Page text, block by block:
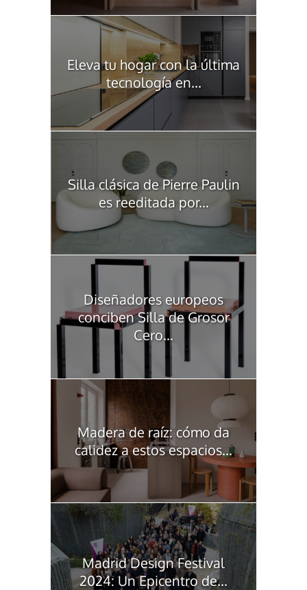
Eleva tu hogar con la última
tecnología en...
Silla clásica de Pierre Paulin
es reeditada por...
Diseñadores europeos
conciben Silla de Grosor
Cero...
Madera de raíz: cómo da
calidez a estos espacios...
Madrid Design Festival
2024: Un Epicentro de...